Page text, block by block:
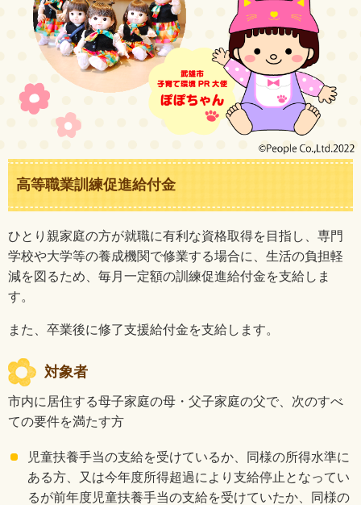
高等職業訓練促進給付金
ひとり親家庭の方が就職に有利な資格取得を目指し、専門
学校や大学等の養成機関で修業する場合に、生活の負担軽
減を図るため、毎月一定額の訓練促進給付金を支給しま
す。
また、卒業後に修了支援給付金を支給します。
対象者
市内に居住する母子家庭の母・父子家庭の父で、次のすべ
ての要件を満たす方
児童扶養手当の支給を受けているか、同様の所得水準に
ある方、又は今年度所得超過により支給停止となってい
るが前年度児童扶養手当の支給を受けていたか、同様の